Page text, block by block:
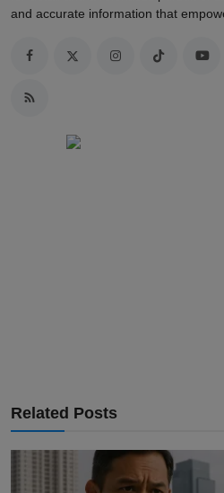
and accurate information that
Related Posts